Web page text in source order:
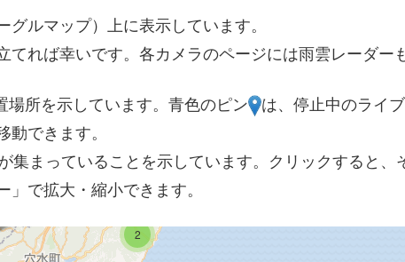
ルマップ）上に表示しています。
れば幸いです。各カメラのページには雨雲レーダー
場所を示しています。青色のピン
は、停止中のライ
動できます。
集まっていることを示しています。クリックすると、
で拡大・縮小できます。
2
2
3
7